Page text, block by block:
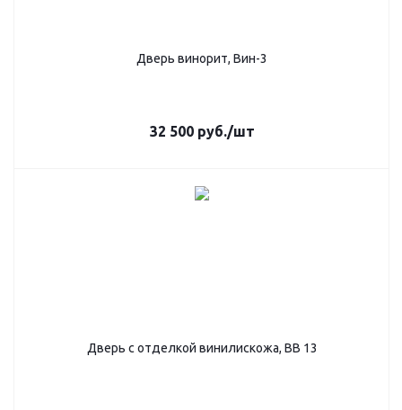
Дверь винорит, Вин-3
32 500руб./шт
Дверь с отделкой винилискожа, ВВ 13